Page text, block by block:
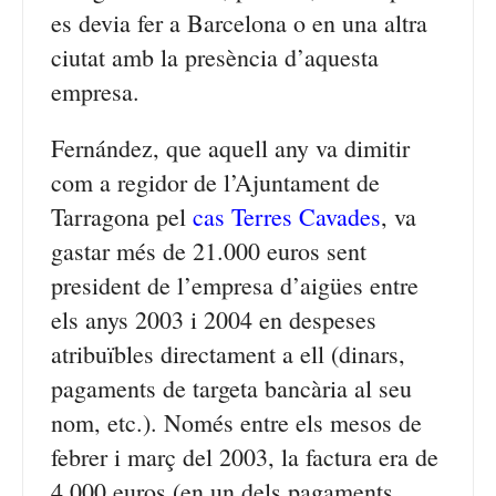
es devia fer a Barcelona o en una altra
ciutat amb la presència d’aquesta
empresa.
Fernández, que aquell any va dimitir
com a regidor de l’Ajuntament de
Tarragona pel cas Terres Cavades, va
gastar més de 21.000 euros sent
president de l’empresa d’aigües entre
els anys 2003 i 2004 en despeses
atribuïbles directament a ell (dinars,
pagaments de targeta bancària al seu
nom, etc.). Només entre els mesos de
febrer i març del 2003, la factura era de